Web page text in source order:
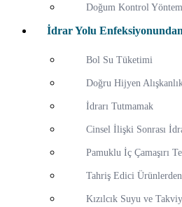
Doğum Kontrol
İdrar Yolu
Bol Su Tüketimi
Doğru Hijyen
İdrarı Tutmamak
Cinsel İlişki Sonrası
Pamuklu İç Çamaşırı
Tahriş Edici
Kızılcık Suyu ve